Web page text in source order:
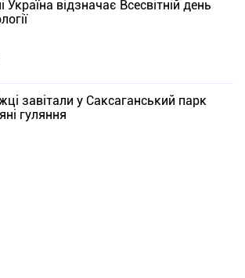
Україна відзначає Всесвітній день
завітали у Саксаганський парк
гуляння